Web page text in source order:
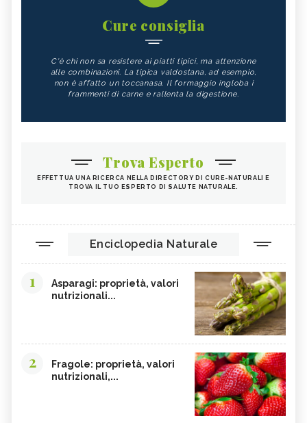
Cure consiglia
C'è chi non sa resistere ai piatti tipici, ma attenzione
alle combinazioni. La tipica valdostana, ad esempio,
non è affatto un toccanasa. Il formaggio ingloba i
frammenti di carne e rallenta la digestione.
Trova Esperto
EFFETTUA UNA RICERCA NELLA DIRECTORY DI CURE-NATURALI E
TROVA IL TUO ESPERTO DI SALUTE NATURALE.
Enciclopedia Naturale
1
Asparagi: proprietà, valori
nutrizionali...
2
Fragole: proprietà, valori
nutrizionali,...